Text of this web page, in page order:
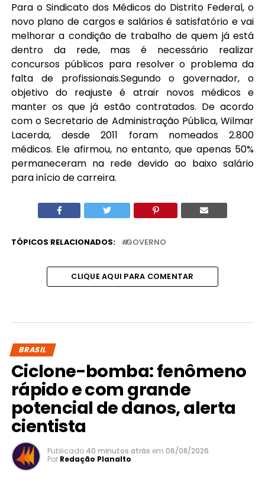
Para o Sindicato dos Médicos do Distrito Federal, o
novo plano de cargos e salários é satisfatório e vai
melhorar a condição de trabalho de quem já está
dentro da rede, mas é necessário realizar
concursos públicos para resolver o problema da
falta de profissionais.Segundo o governador, o
objetivo do reajuste é atrair novos médicos e
manter os que já estão contratados. De acordo
com o Secretario de Administração Pública, Wilmar
Lacerda, desde 2011 foram nomeados 2.800
médicos. Ele afirmou, no entanto, que apenas 50%
permaneceram na rede devido ao baixo salário
para início de carreira.
TÓPICOS RELACIONADOS: GOVERNO
CLIQUE AQUI PARA COMENTAR
BRASIL
Ciclone-bomba: fenômeno
rápido e com grande
potencial de danos, alerta
cientista
Publicado 40 minutos atrás em 06/08/2026
Por Redação Planalto